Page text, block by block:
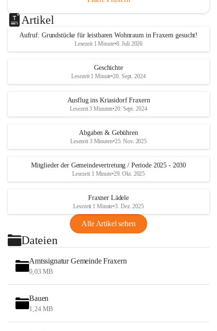
Artikel
Aufruf: Grundstücke für leistbaren Wohnraum in Fraxern gesucht!
Lesezeit 1 Minute•8. Juli 2026
Geschichte
Lesezeit 1 Minute•20. Sept. 2024
Ausflug ins Kriasidorf Fraxern
Lesezeit 3 Minuten•20. Sept. 2024
Abgaben & Gebühren
Lesezeit 3 Minuten•25. Nov. 2025
Mitglieder der Gemeindevertretung / Periode 2025 - 2030
Lesezeit 1 Minute•29. Okt. 2025
Fraxner Lädele
Lesezeit 1 Minute•3. Dez. 2025
Alle Artikel sehen
Dateien
Amtssignatur Gemeinde Fraxern
0,03 MB
Bauen
1,24 MB